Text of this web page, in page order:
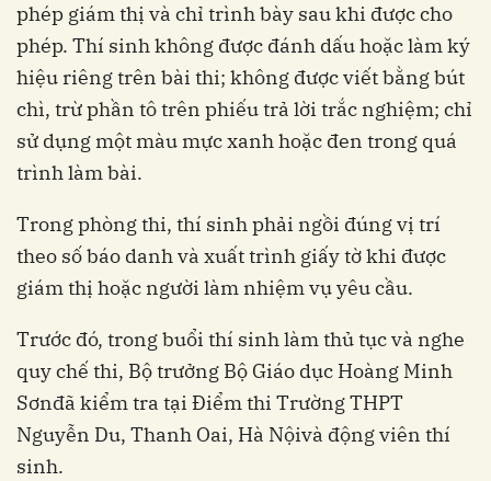
phép giám thị và chỉ trình bày sau khi được cho
phép. Thí sinh không được đánh dấu hoặc làm ký
hiệu riêng trên bài thi; không được viết bằng bút
chì, trừ phần tô trên phiếu trả lời trắc nghiệm; chỉ
sử dụng một màu mực xanh hoặc đen trong quá
trình làm bài.
Trong phòng thi, thí sinh phải ngồi đúng vị trí
theo số báo danh và xuất trình giấy tờ khi được
giám thị hoặc người làm nhiệm vụ yêu cầu.
Trước đó, trong buổi thí sinh làm thủ tục và nghe
quy chế thi, Bộ trưởng Bộ Giáo dục Hoàng Minh
Sơnđã kiểm tra tại Điểm thi Trường THPT
Nguyễn Du, Thanh Oai, Hà Nộivà động viên thí
sinh.